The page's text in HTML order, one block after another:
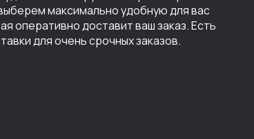
максимально удобную для вас
оперативно доставит ваш заказ. Есть
для очень срочных заказов.